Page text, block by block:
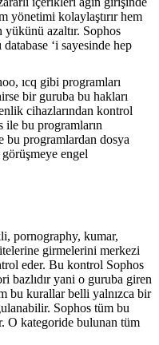
yönetimi kolaylaştırır hem
yükünü azaltır. Sophos
‘i sayesinde hep
ıcq gibi programları
bir guruba bu hakları
cihazlarından kontrol
ile bu programların
bu programlardan dosya
engel
pornography, kumar,
girmelerini merkezi
eder. Bu kontrol Sophos
bazlıdır yani o guruba giren
bu kurallar belli yalnızca bir
Sophos tüm bu
O kategoride bulunan tüm